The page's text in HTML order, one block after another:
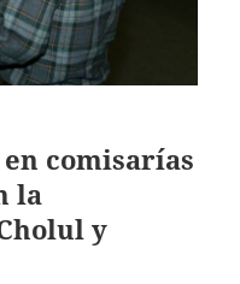
comisarías
la
y